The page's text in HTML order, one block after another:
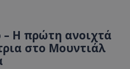
Η πρώτη ανοιχτά
στο Μουντιάλ